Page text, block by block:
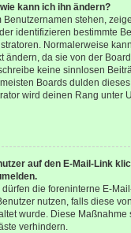
kann ich ihn ändern?
Benutzernamen stehen,
identifizieren bestimmte
Normalerweise
ändern, da sie von der
keine sinnlosen
Boards dulden
wird deinen Rang unter
auf den E-Mail-Link
die foreninterne E-
nutzen, falls diese
wurde. Diese Maßnahme
verhindern.